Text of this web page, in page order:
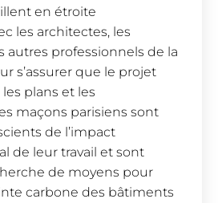
en étroite
les architectes, les
autres professionnels de la
s’assurer que le projet
plans et les
maçons parisiens sont
de l’impact
de leur travail et sont
de moyens pour
carbone des bâtiments